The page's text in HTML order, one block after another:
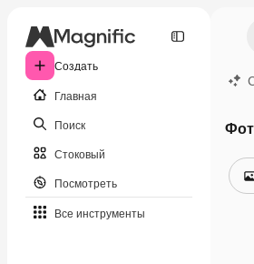
Создать
Главная
Поиск
Стоковый
Посмотреть
Все инструменты